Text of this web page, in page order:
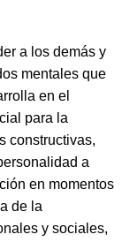
a los demás y
mentales que
en el
para la
constructivas,
a
en momentos
de la
y sociales,